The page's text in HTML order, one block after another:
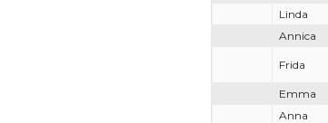
Linda
Annica
Frida
Emma
Anna